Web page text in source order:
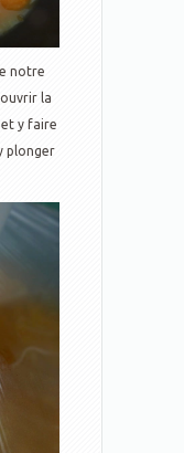
notre
la
y faire
plonger